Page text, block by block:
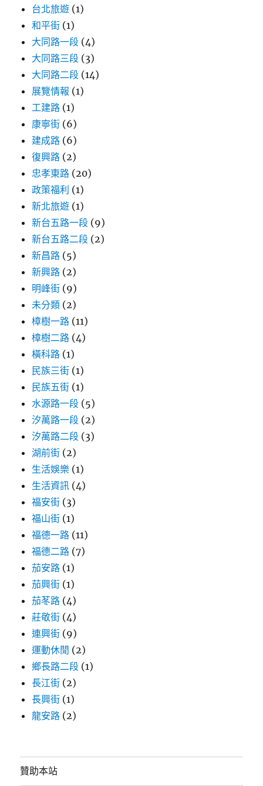
台北旅遊 (1)
和平街 (1)
大同路一段 (4)
大同路三段 (3)
大同路二段 (14)
展覽情報 (1)
工建路 (1)
康寧街 (6)
建成路 (6)
復興路 (2)
忠孝東路 (20)
政策福利 (1)
新北旅遊 (1)
新台五路一段 (9)
新台五路二段 (2)
新昌路 (5)
新興路 (2)
明峰街 (9)
未分類 (2)
樟樹一路 (11)
樟樹二路 (4)
橫科路 (1)
民族三街 (1)
民族五街 (1)
水源路一段 (5)
汐萬路一段 (2)
汐萬路二段 (3)
湖前街 (2)
生活娛樂 (1)
生活資訊 (4)
福安街 (3)
福山街 (1)
福德一路 (11)
福德二路 (7)
茄安路 (1)
茄興街 (1)
茄苳路 (4)
莊敬街 (4)
連興街 (9)
運動休閒 (2)
鄉長路二段 (1)
長江街 (2)
長興街 (1)
龍安路 (2)
贊助本站